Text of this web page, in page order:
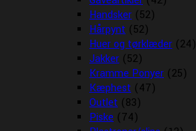
Handsker (52)
Hårpynt (52)
Huer og tørklæder (24)
Jakker (52)
Kramme Ponyer (25)
Kæphest (47)
Outlet (83)
Piske (74)